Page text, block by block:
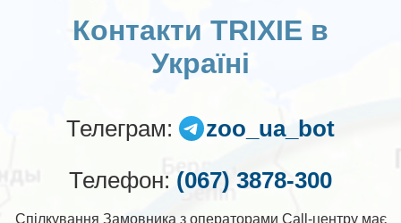
Контакти TRIXIE в
Україні
Телеграм: zoo_ua_bot
Телефон: (067) 3878-300
Спілкування Замовника з операторами Call-центру має